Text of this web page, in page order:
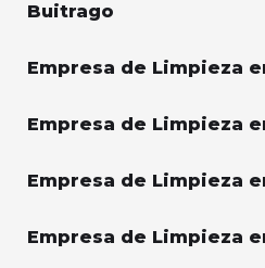
Buitrago
Empresa de Limpieza
Empresa de Limpieza
Empresa de Limpieza
Empresa de Limpieza